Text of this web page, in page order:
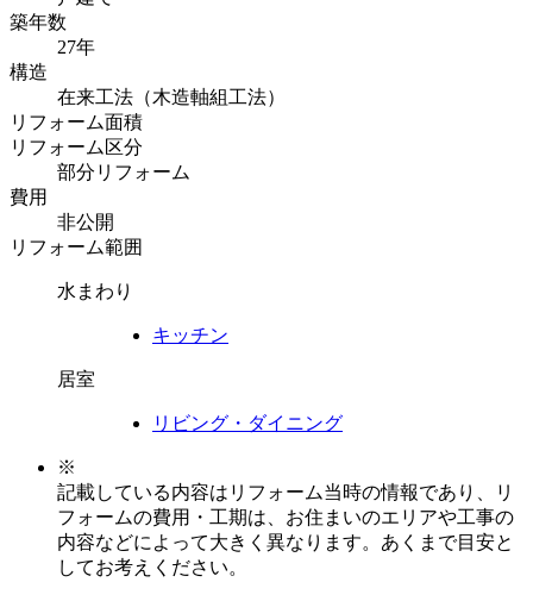
築年数
27年
構造
在来工法（木造軸組工法）
リフォーム面積
リフォーム区分
部分リフォーム
費用
非公開
リフォーム範囲
水まわり
キッチン
居室
リビング・ダイニング
※
記載している内容はリフォーム当時の情報であり、リ
フォームの費用・工期は、お住まいのエリアや工事の
内容などによって大きく異なります。あくまで目安と
してお考えください。